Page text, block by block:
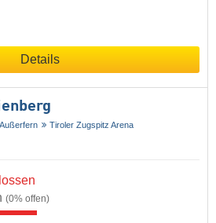
Details
Außerfern Tiroler Zugspitz Arena
(0% offen)